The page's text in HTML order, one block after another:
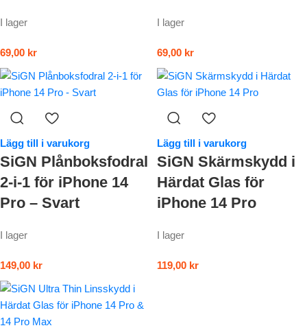
I lager
69,00 kr
I lager
69,00 kr
Lägg till i varukorg
SiGN Plånboksfodral
2-i-1 för iPhone 14
Pro – Svart
I lager
149,00 kr
Lägg till i varukorg
SiGN Skärmskydd i
Härdat Glas för
iPhone 14 Pro
I lager
119,00 kr